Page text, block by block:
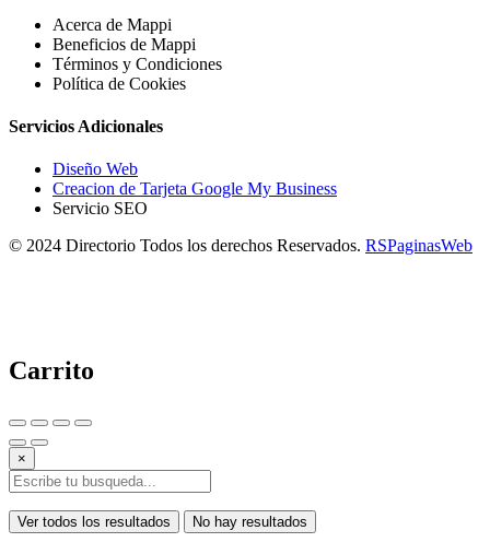
Acerca de Mappi
Beneficios de Mappi
Términos y Condiciones
Política de Cookies
Servicios Adicionales
Diseño Web
Creacion de Tarjeta Google My Business
Servicio SEO
© 2024 Directorio Todos los derechos Reservados. RSPaginasWeb
Carrito
×
Ver todos los resultados No hay resultados